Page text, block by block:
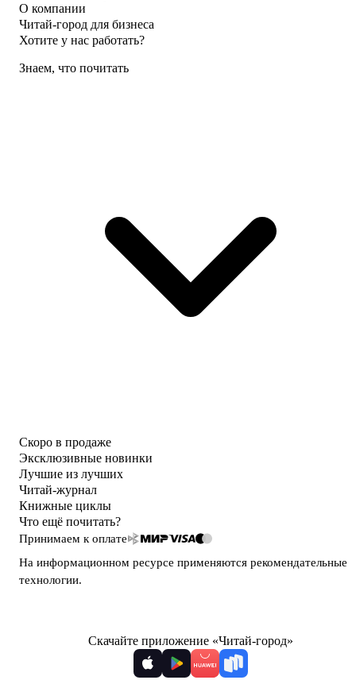
О компании
Читай-город для бизнеса
Хотите у нас работать?
Знаем, что почитать
Скоро в продаже
Эксклюзивные новинки
Лучшие из лучших
Читай-журнал
Книжные циклы
Что ещё почитать?
Принимаем к оплате
На информационном ресурсе применяются рекомендательные
технологии.
Скачайте приложение «Читай-город»